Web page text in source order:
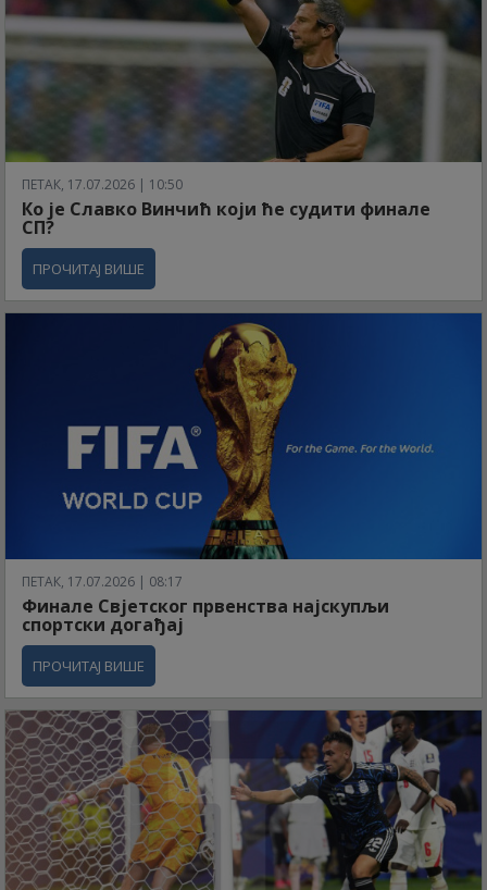
ПЕТАК, 17.07.2026 | 10:50
Ко је Славко Винчић који ће судити финале
СП?
ПРОЧИТАЈ ВИШЕ
ПЕТАК, 17.07.2026 | 08:17
Финале Свјетског првенства најскупљи
спортски догађај
ПРОЧИТАЈ ВИШЕ